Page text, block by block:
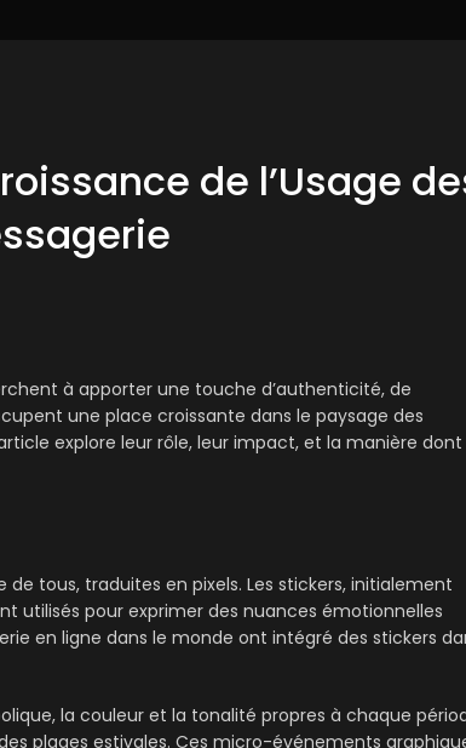
de l’Usage
à apporter une touche d’authenticité, de
une place croissante dans le paysage des
explore leur rôle, leur impact, et la manière dont
tous, traduites en pixels. Les stickers, initialement
utilisés pour exprimer des nuances émotionnelles
en ligne dans le monde ont intégré des stickers
la couleur et la tonalité propres à chaque
plages estivales. Ces micro-événements